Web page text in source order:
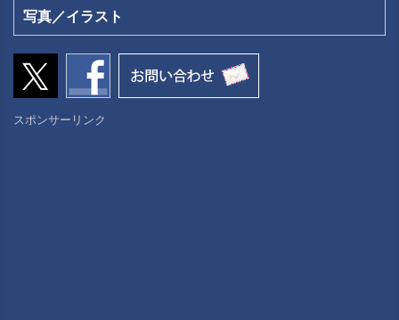
写真／イラスト
スポンサーリンク